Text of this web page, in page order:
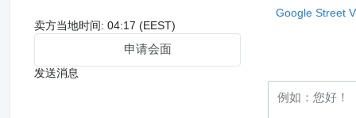
Google Street
卖方当地时间: 04:17 (EEST)
申请会面
发送消息